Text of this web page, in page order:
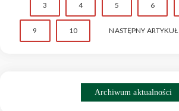
3 4 5 6
9 10 NASTĘPNY ARTYKUŁ
Archiwum aktualności